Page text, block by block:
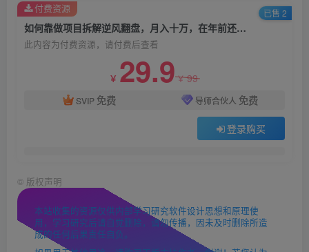
如何靠做项目拆解逆风翻盘，月入十万，在年前还清负债，赚到第一笔存款
此内容为付费资源，请付费后查看
￥ 29.9￥99
SVIP 免费 导师合伙人 免费
登录购买
付费资源 已售 2
© 版权声明
本站收集的资源仅供内部学习研究软件设计思想和原理使
用，学习研究后请自觉删除，请勿传播，因未及时删除所造
成的任何后果责任自负。